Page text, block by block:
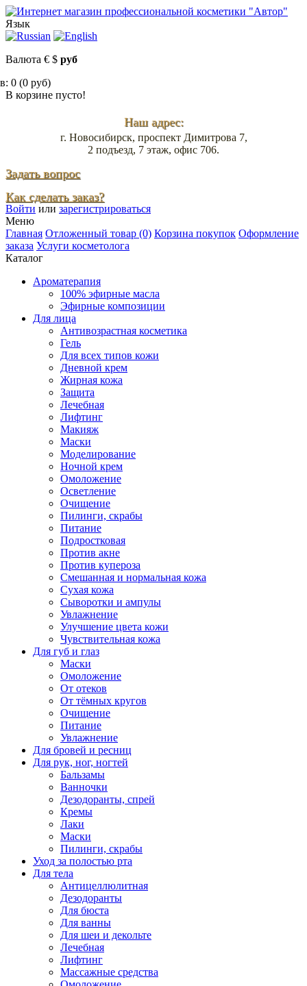
Язык
Валюта € $ руб
0 (0 руб)
В корзине пусто!
Наш адрес:
г. Новосибирск, проспект Димитрова 7,
2 подъезд, 7 этаж, офис 706.
Задать вопрос
Как сделать заказ?
Войти или зарегистрироваться
Меню
Главная Отложенный товар (0) Корзина покупок Оформление
заказа Услуги косметолога
Каталог
Ароматерапия
100% эфирные масла
Эфирные композиции
Для лица
Антивозрастная косметика
Гель
Для всех типов кожи
Дневной крем
Жирная кожа
Защита
Лечебная
Лифтинг
Макияж
Маски
Моделирование
Ночной крем
Омоложение
Осветление
Очищение
Пилинги, скрабы
Питание
Подростковая
Против акне
Против купероза
Смешанная и нормальная кожа
Сухая кожа
Сыворотки и ампулы
Увлажнение
Улучшение цвета кожи
Чувствительная кожа
Для губ и глаз
Маски
Омоложение
От отеков
От тёмных кругов
Очищение
Питание
Увлажнение
Для бровей и ресниц
Для рук, ног, ногтей
Бальзамы
Ванночки
Дезодоранты, спрей
Кремы
Лаки
Маски
Пилинги, скрабы
Уход за полостью рта
Для тела
Антицеллюлитная
Дезодоранты
Для бюста
Для ванны
Для шеи и декольте
Лечебная
Лифтинг
Массажные средства